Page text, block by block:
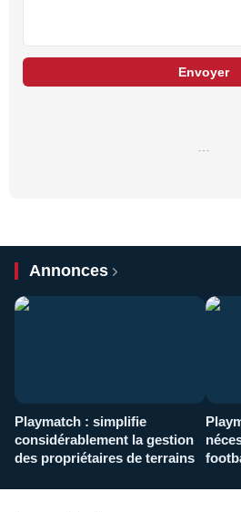
Envoyer
Annonces
Playmatch : simplifie
considérablement la gestion
des propriétaires de terrains